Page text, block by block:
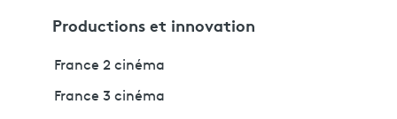
Productions et innovation
France 2 cinéma
France 3 cinéma